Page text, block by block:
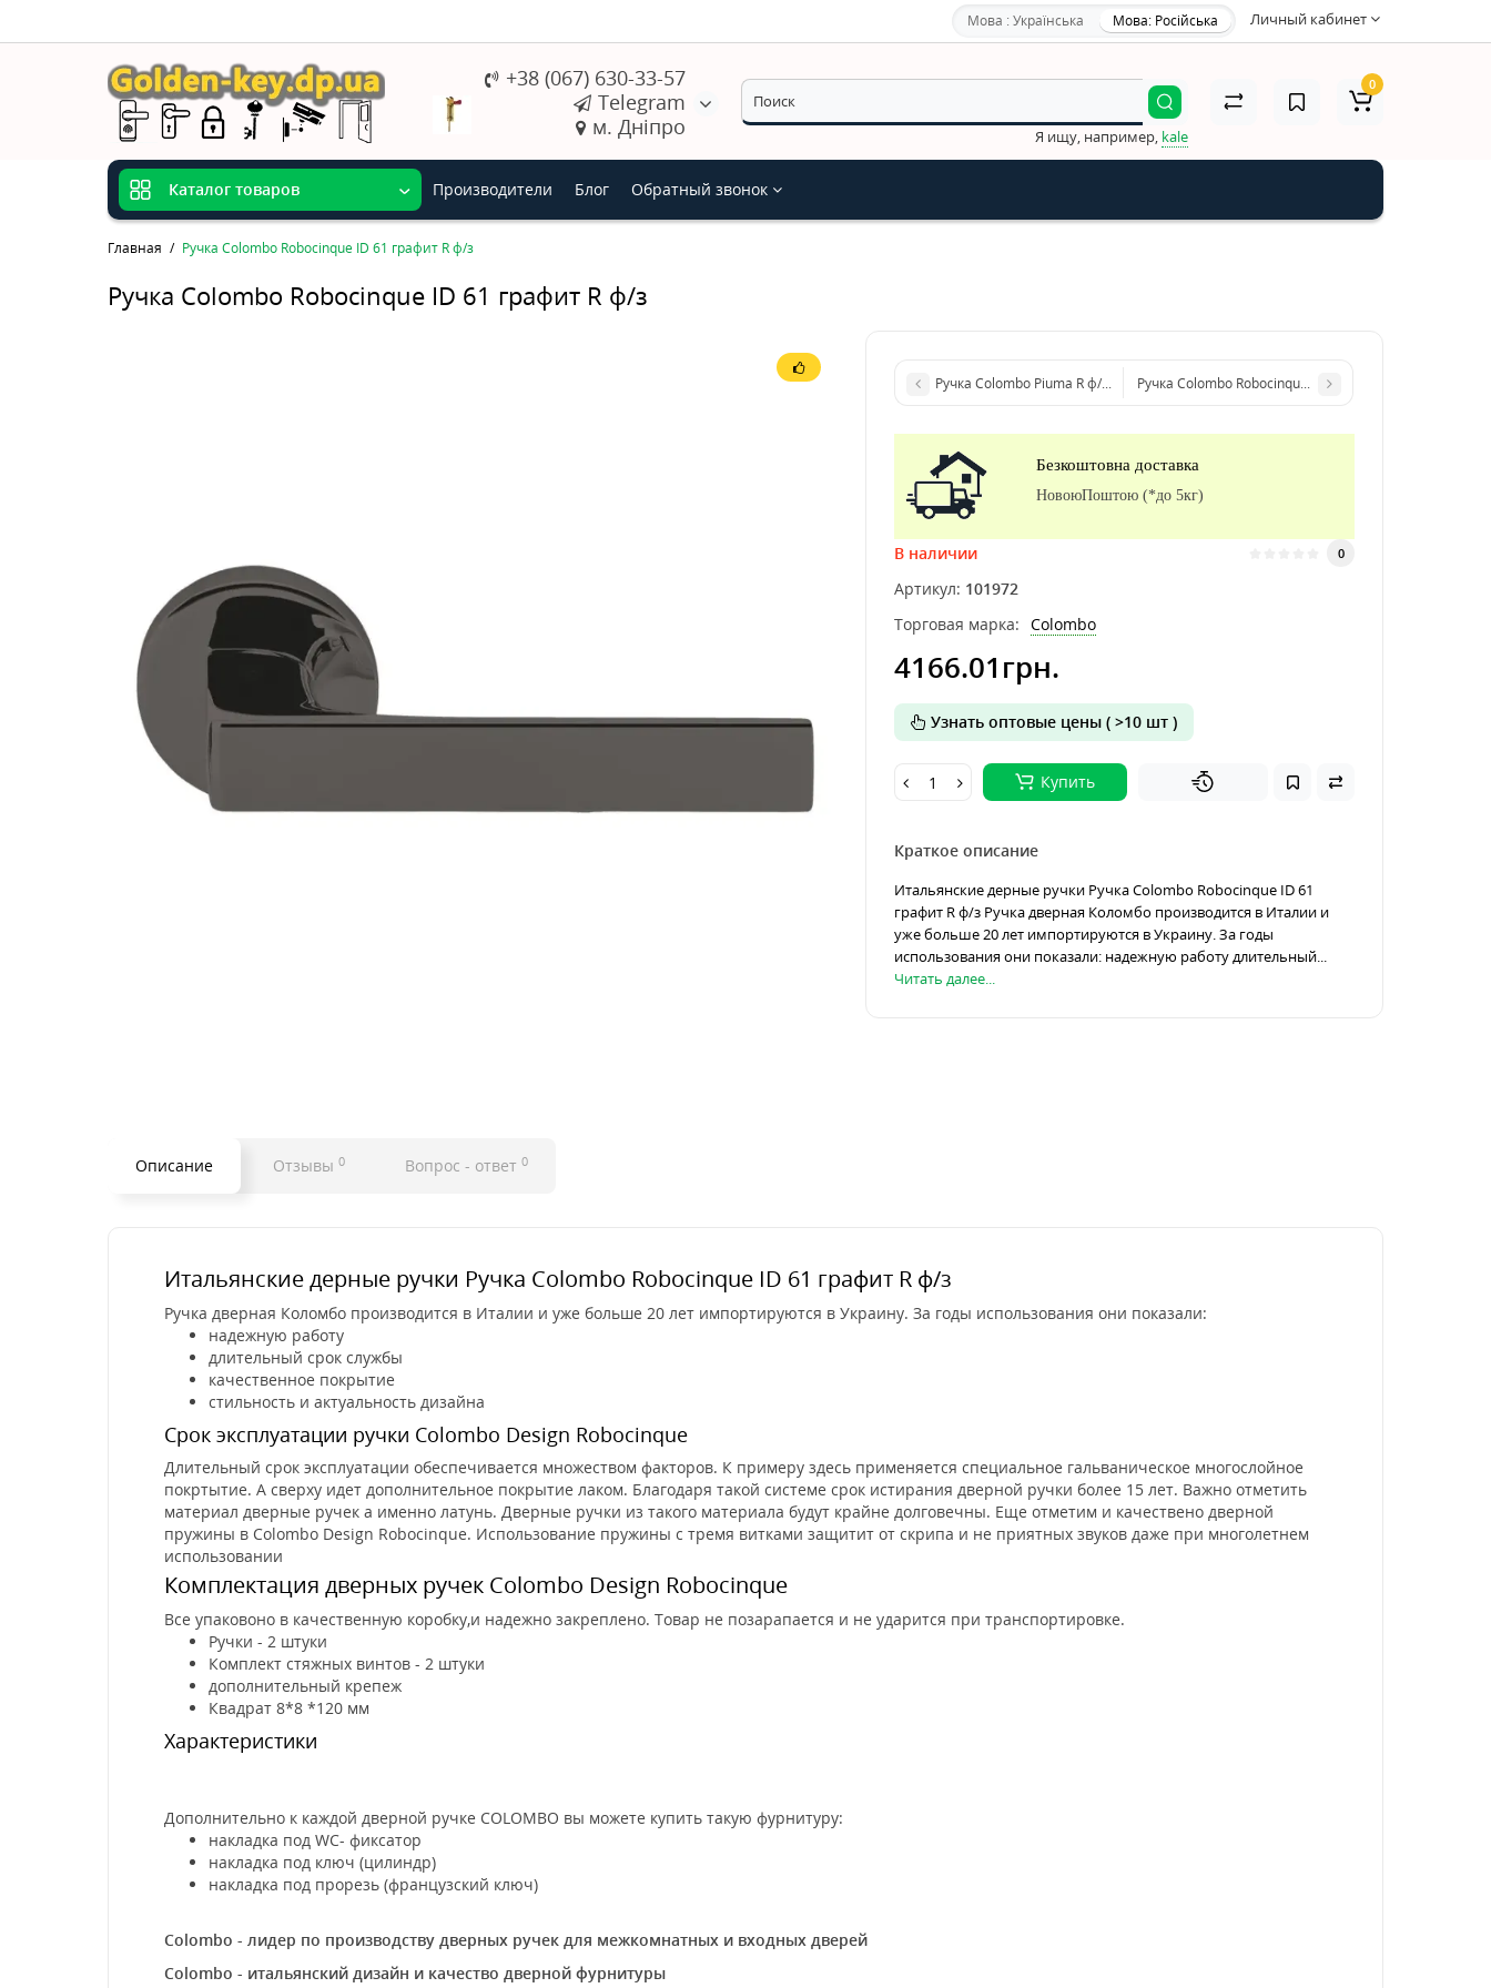
Личный кабинет
Мова : Українська Мова: Російська
+38 (067) 630-33-57
Telegram
м. Дніпро
Я ищу, например, kale
0
Каталог товаров Производители Блог Обратный звонок
Главная Ручка Colombo Robocinque ID 61 графит R ф/з
Ручка Colombo Robocinque ID 61 графит R ф/з
Ручка Colombo Piuma R ф/з, 50 розетта, бронзаРучка Colombo Robocinque ID 61 матовый графит R ф/з
Безкоштовна доставка
НовоюПоштою (*до 5кг)
В наличии 0
Артикул: 101972
Торговая марка: Colombo
4166.01грн.
Узнать оптовые цены ( >10 шт )
Купить
Краткое описание
Итальянские дерные ручки Ручка Colombo Robocinque ID 61
графит R ф/з Ручка дверная Коломбо производится в Италии и
уже больше 20 лет импортируются в Украину. За годы
использования они показали: надежную работу длительный...
Читать далее...
Описание Отзывы 0 Вопрос - ответ 0
Итальянские дерные ручки Ручка Colombo Robocinque ID 61 графит R ф/з
Ручка дверная Коломбо производится в Италии и уже больше 20 лет импортируются в Украину. За годы использования они показали:
надежную работу
длительный срок службы
качественное покрытие
стильность и актуальность дизайна
Срок эксплуатации ручки Colombo Design Robocinque
Длительный срок эксплуатации обеспечивается множеством факторов. К примеру здесь применяется специальное гальваническое многослойное
покртытие. А сверху идет дополнительное покрытие лаком. Благодаря такой системе срок истирания дверной ручки более 15 лет. Важно отметить
материал дверные ручек а именно латунь. Дверные ручки из такого материала будут крайне долговечны. Еще отметим и качествено дверной
пружины в Colombo Design Robocinque. Использование пружины с тремя витками защитит от скрипа и не приятных звуков даже при многолетнем
использовании
Комплектация дверных ручек Colombo Design Robocinque
Все упаковоно в качественную коробку,и надежно закреплено. Товар не позарапается и не ударится при транспортировке.
Ручки - 2 штуки
Комплект стяжных винтов - 2 штуки
дополнительный крепеж
Квадрат 8*8 *120 мм
Характеристики
Дополнительно к каждой дверной ручке COLOMBO вы можете купить такую фурнитуру:
накладка под WC- фиксатор
накладка под ключ (цилиндр)
накладка под прорезь (французский ключ)
Colombo - лидер по производству дверных ручек для межкомнатных и входных дверей
Colombo - итальянский дизайн и качество дверной фурнитуры